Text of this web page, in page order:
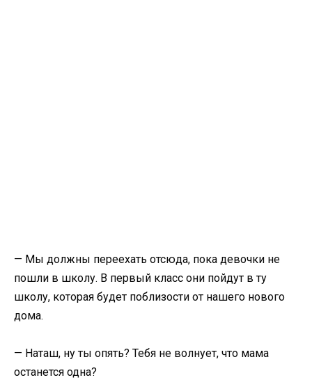
— Мы должны переехать отсюда, пока девочки не
пошли в школу. В первый класс они пойдут в ту
школу, которая будет поблизости от нашего нового
дома.
— Наташ, ну ты опять? Тебя не волнует, что мама
останется одна?